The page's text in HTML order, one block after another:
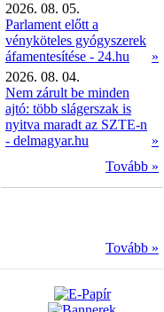
2026. 08. 05.
Parlament előtt a
vényköteles gyógyszerek
áfamentesítése - 24.hu
»
2026. 08. 04.
Nem zárult be minden
ajtó: több slágerszak is
nyitva maradt az SZTE-n
- delmagyar.hu
»
Tovább »
Tovább »